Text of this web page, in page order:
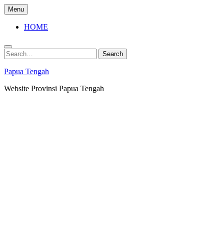
Skip
to
content
Menu
HOME
Search
for:
Search
Papua Tengah
Website Provinsi Papua Tengah